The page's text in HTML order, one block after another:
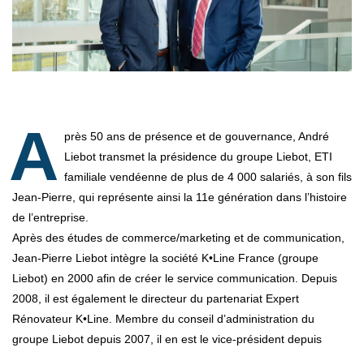
A
près 50 ans de présence et de gouvernance, André
Liebot transmet la présidence du groupe Liebot, ETI
familiale vendéenne de plus de 4 000 salariés, à son fils
Jean-Pierre, qui représente ainsi la 11e génération dans l’histoire
de l’entreprise.
Après des études de commerce/marketing et de communication,
Jean-Pierre Liebot intègre la société K•Line France (groupe
Liebot) en 2000 afin de créer le service communication. Depuis
2008, il est également le directeur du partenariat Expert
Rénovateur K•Line. Membre du conseil d’administration du
groupe Liebot depuis 2007, il en est le vice-président depuis